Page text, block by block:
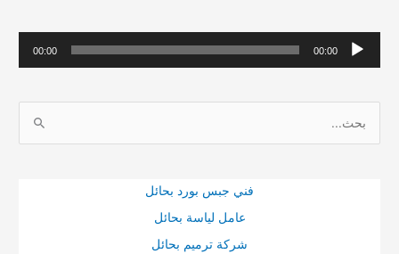
ش
00:00
00:00
فني جبس بورد بحائل
عامل لياسة بحائل
شركة ترميم بحائل